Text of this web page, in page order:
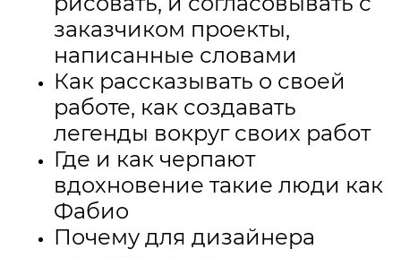
заказчиком проекты,
написанные словами
Как рассказывать о своей
работе, как создавать
легенды вокруг своих работ
Где и как черпают
вдохновение такие люди как
Фабио
Почему для дизайнера